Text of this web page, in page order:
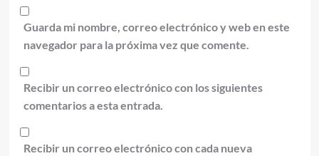
Guarda mi nombre, correo electrónico y web en este
navegador para la próxima vez que comente.
Recibir un correo electrónico con los siguientes
comentarios a esta entrada.
Recibir un correo electrónico con cada nueva